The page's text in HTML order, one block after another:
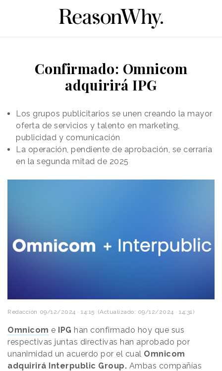
Confirmado: Omnicom
adquirirá IPG
Los grupos publicitarios se unen creando la mayor
oferta de servicios y talento en marketing,
publicidad y comunicación
La operación, pendiente de aprobación, se cerraría
en la segunda mitad de 2025
Redacción 09/12/2024 · 14:15 (Actualizado: 09/12/2024 · 14:31)
Omnicom e IPG han confirmado hoy que sus
respectivas juntas directivas han aprobado por
unanimidad un acuerdo por el cual Omnicom
adquirirá Interpublic Group. Ambas compañías